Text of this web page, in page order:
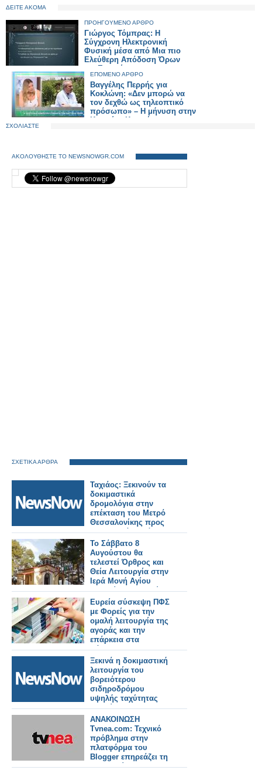
ΔΕΙΤΕ ΑΚΟΜΑ
ΠΡΟΗΓΟΥΜΕΝΟ ΑΡΘΡΟ
Γιώργος Τόμπρας: Η
Σύγχρονη Ηλεκτρονική
Φυσική μέσα από Μια πιο
Ελεύθερη Απόδοση Όρων
και Εννοιών
ΕΠΟΜΕΝΟ ΑΡΘΡΟ
Βαγγέλης Περρής για
Κοκλώνη: «Δεν μπορώ να
τον δεχθώ ως τηλεοπτικό
πρόσωπο» – Η μήνυση στην
Κατερίνα Καινούργιου
ΣΧΟΛΙΑΣΤΕ
ΑΚΟΛΟΥΘΗΣΤΕ ΤΟ NEWSNOWGR.COM
ΣΧΕΤΙΚΑ ΑΡΘΡΑ
Ταχιάος: Ξεκινούν τα
δοκιμαστικά
δρομολόγια στην
επέκταση του Μετρό
Θεσσαλονίκης προς
Καλαμαριά – Στόχος η
λειτουργία έως το
τέλος του μήνα.
Το Σάββατο 8
Αυγούστου θα
τελεστεί Όρθρος και
Θεία Λειτουργία στην
Ιερά Μονή Αγίου
Γεωργίου Αστακού
στις 07:00 το πρωί.
Ευρεία σύσκεψη ΠΦΣ
με Φορείς για την
ομαλή λειτουργία της
αγοράς και την
επάρκεια στα
φάρμακα!
Ξεκινά η δοκιμαστική
λειτουργία του
βορειότερου
σιδηροδρόμου
υψηλής ταχύτητας
της Κίνας.
ΑΝΑΚΟΙΝΩΣΗ
Tvnea.com: Τεχνικό
πρόβλημα στην
πλατφόρμα του
Blogger επηρεάζει τη
λειτουργία της